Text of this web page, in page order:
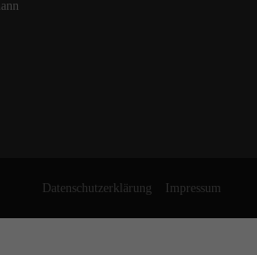
Datenschutzerklärung Impressum